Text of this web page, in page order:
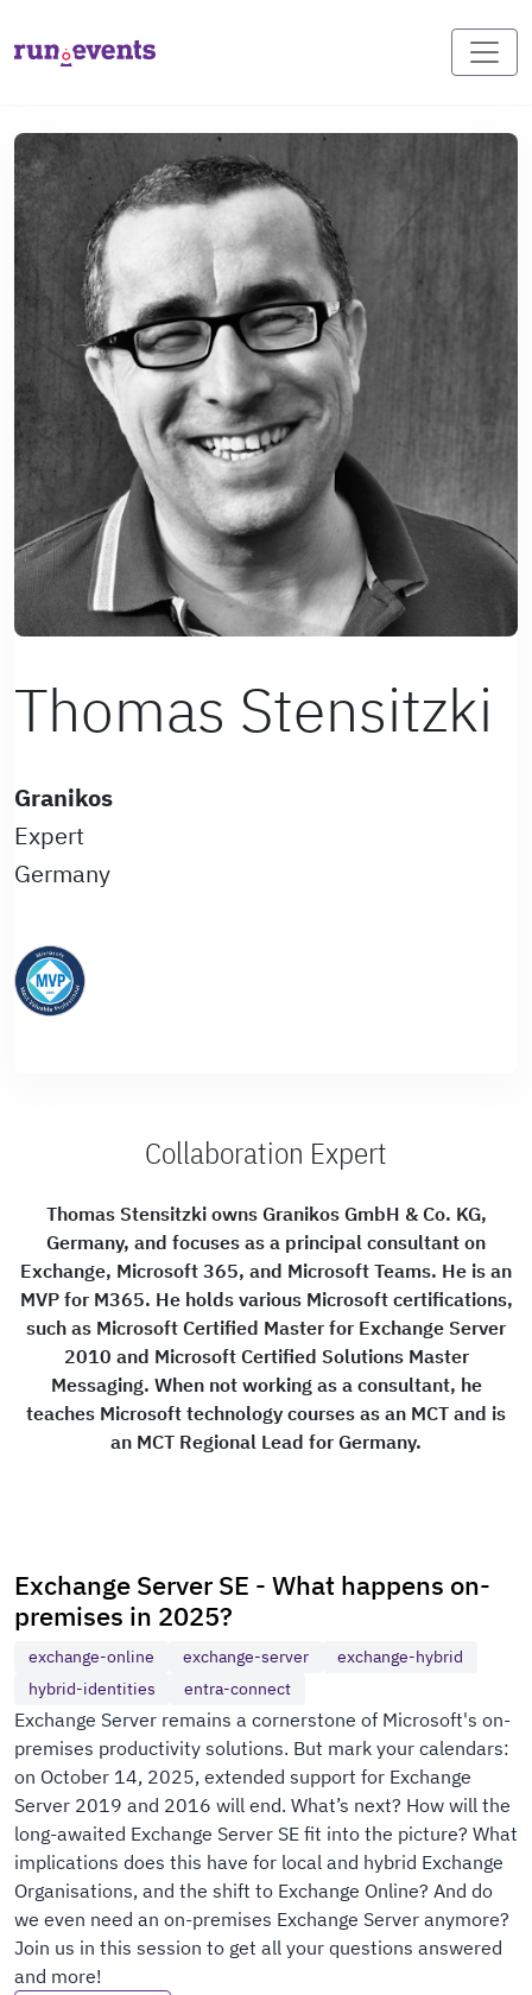
Thomas Stensitzki
Granikos
Expert
Germany
Collaboration Expert
Thomas Stensitzki owns Granikos GmbH & Co. KG,
Germany, and focuses as a principal consultant on
Exchange, Microsoft 365, and Microsoft Teams. He is an
MVP for M365. He holds various Microsoft certifications,
such as Microsoft Certified Master for Exchange Server
2010 and Microsoft Certified Solutions Master
Messaging. When not working as a consultant, he
teaches Microsoft technology courses as an MCT and is
an MCT Regional Lead for Germany.
Exchange Server SE - What happens on-
premises in 2025?
exchange-online exchange-server
exchange-hybrid
hybrid-identities
entra-connect
Exchange Server remains a cornerstone of Microsoft's on-
premises productivity solutions. But mark your calendars:
on October 14, 2025, extended support for Exchange
Server 2019 and 2016 will end. What’s next? How will the
long-awaited Exchange Server SE fit into the picture? What
implications does this have for local and hybrid Exchange
Organisations, and the shift to Exchange Online? And do
we even need an on-premises Exchange Server anymore?
Join us in this session to get all your questions answered
and more!